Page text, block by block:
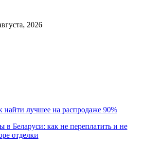
2026
найти лучшее на распродаже 90%
в Беларуси: как не переплатить и не
отделки